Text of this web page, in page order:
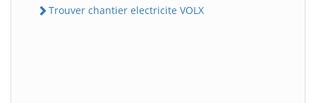
Trouver chantier electricite VOLX